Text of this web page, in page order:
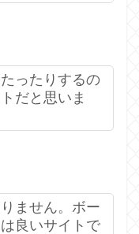
ったりするの
だと思いま
ません。ボー
良いサイトで